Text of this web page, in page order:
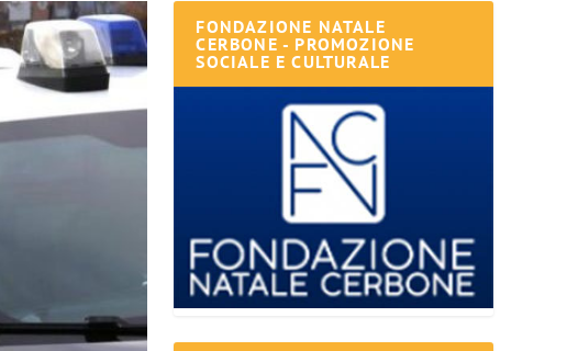
FONDAZIONE NATALE
CERBONE - PROMOZIONE
SOCIALE E CULTURALE